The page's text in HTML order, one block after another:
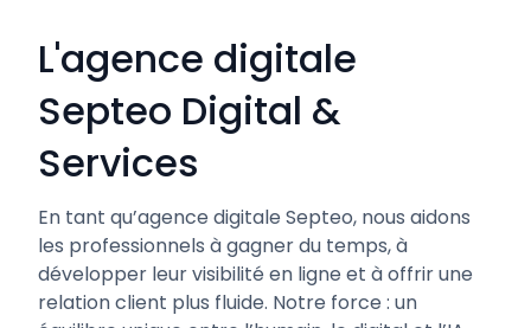
L'agence digitale
Septeo Digital &
Services
En tant qu’agence digitale Septeo, nous aidons
les professionnels à gagner du temps, à
développer leur visibilité en ligne et à offrir une
relation client plus fluide. Notre force : un